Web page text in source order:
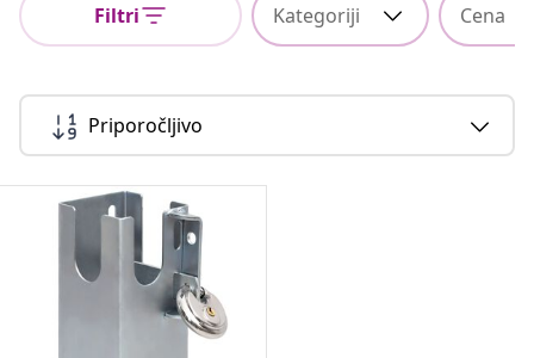
Filtri Kategoriji Cena
Priporočljivo